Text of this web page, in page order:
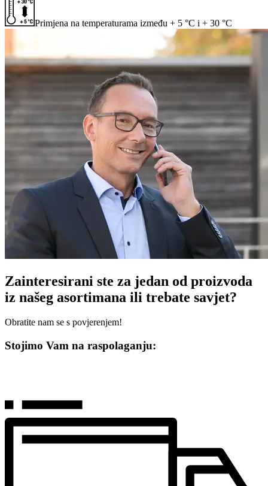
Primjena na temperaturama između + 5 °C i + 30 °C
Zainteresirani ste za jedan od proizvoda
iz našeg asortimana ili trebate savjet?
Obratite nam se s povjerenjem!
Stojimo Vam na raspolaganju: